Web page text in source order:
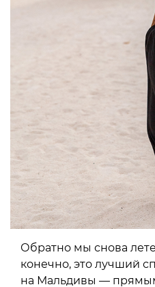
Обратно мы снова
конечно, это лучший
на Мальдивы —